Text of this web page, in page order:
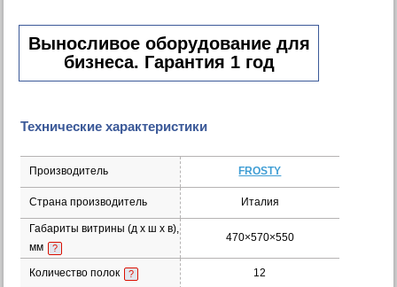
Выносливое оборудование для
бизнеса. Гарантия 1 год
Технические характеристики
Производитель FROSTY
Страна производитель Италия
Габариты витрины (д х ш х в),
мм
?
470×570×550
Количество полок ? 12